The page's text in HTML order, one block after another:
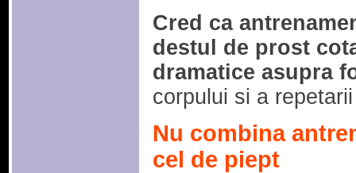
Cred ca
destul de prost
dramatice asupra
corpului si a
Nu combina
cel de piept